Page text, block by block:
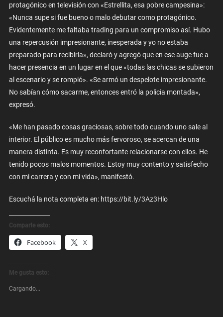
protagónico en televisión con «Estrellita, esa pobre campesina»:
«Nunca supe si fue bueno o malo debutar como protagónico.
Evidentemente me faltaba trading para un compromiso así. Hubo
una repercusión impresionante, inesperada y yo no estaba
preparado para recibirla», declaró y agregó que en ese auge fue a
hacer presencia en un lugar en el que «todas las chicas se subieron
al escenario y se rompió». «Se armó un despelote impresionante.
No sabían cómo sacarme, entonces entró la policia montada»,
expresó.
«Me han pasado cosas graciosas, sobre todo cuando uno sale al
interior. El público es mucho más fervoroso, se acercan de una
manera distinta. Es muy reconfortante relacionarse con ellos. He
tenido pocos malos momentos. Estoy muy contento y satisfecho
con mi carrera y con mi vida», manifestó.
Escuchá la nota completa en: https://bit.ly/3Az3Hlo
Comparte esto:
Facebook X
Me gusta esto:
Cargando...